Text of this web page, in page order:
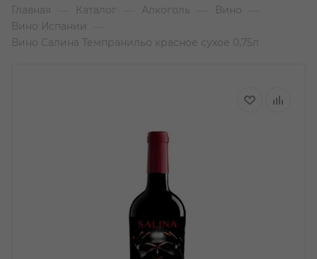
Главная Каталог Алкоголь Вино
Вино Испании
Вино Салина Темпранильо красное сухое 0,75л